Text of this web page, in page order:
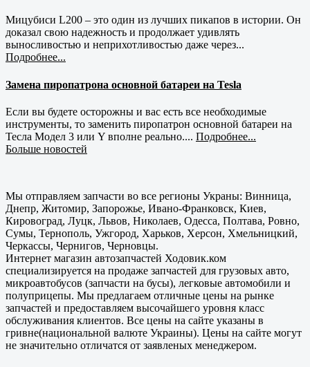
Мицубиси L200 – это один из лучших пикапов в истории. Он
доказал свою надежность и продолжает удивлять
выносливостью и неприхотливостью даже через...
Подробнее...
Замена пиропатрона основной батареи на Tesla
Если вы будете осторожны и вас есть все необходимые
инструменты, то заменить пиропатрон основной батареи на
Тесла Модел 3 или Y вполне реально.... Подробнее...
Больше новостей
Мы отправляем запчасти во все регионы Украны: Винница,
Днепр, Житомир, Запорожье, Ивано-Франковск, Киев,
Кировоград, Луцк, Львов, Николаев, Одесса, Полтава, Ровно,
Сумы, Тернополь, Ужгород, Харьков, Херсон, Хмельницкий,
Черкассы, Чернигов, Черновцы.
Интернет магазин автозапчастей Ходовик.ком
специализируется на продаже запчастей для грузовых авто,
микроавтобусов (запчасти на бусы), легковые автомобили и
полуприцепы. Мы предлагаем отличные цены на рынке
запчастей и предоставляем высочайшего уровня класс
обслуживания клиентов. Все цены на сайте указаны в
гривне(национальной валюте Украины). Цены на сайте могут
не значительно отличатся от заявленых менеджером.